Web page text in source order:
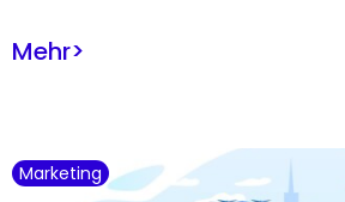
Mehr>
Marketing